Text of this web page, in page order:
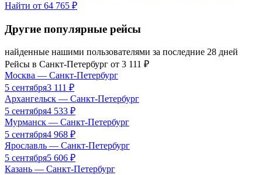
Найти от 64 765 ₽
Другие популярные рейсы
найденные нашими пользователями за последние 28 дней
Рейсы в Санкт-Петербург от 3 111 ₽
Москва — Санкт-Петербург
5 сентября3 111 ₽
Архангельск — Санкт-Петербург
5 сентября4 533 ₽
Мурманск — Санкт-Петербург
5 сентября4 968 ₽
Ярославль — Санкт-Петербург
5 сентября5 606 ₽
Казань — Санкт-Петербург